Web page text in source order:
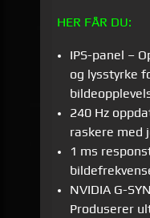
HER FÅR DU:
IPS-panel –
og lysstyrke
240 Hz
raskere med
1 ms
NVIDIA G-
Produserer